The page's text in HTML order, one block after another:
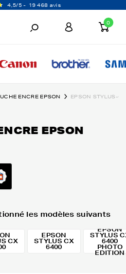
4,5/5 - 19 468 avis
0
ENCRE EPSON EPSON STYLUS-
EPSON
les modèles suivants
CX
EPSON
STYLUS CX
6400
EPSON
STYLUS
6400
PHOTO
EDITION